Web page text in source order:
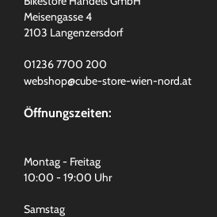
Meisengasse 4
2103 Langenzersdorf
01236 7700 200
webshop@cube-store-wien-nord.at
Öffnungszeiten:
Montag - Freitag
10:00 - 19:00 Uhr
Samstag